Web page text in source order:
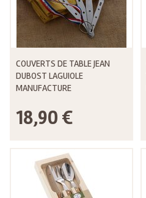
COUVERTS DE TABLE JEAN
DUBOST LAGUIOLE
MANUFACTURE
18,90 €